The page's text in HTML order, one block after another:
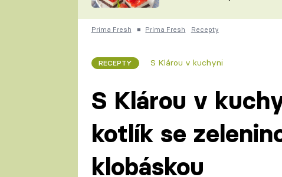
ČESKO NA TALÍŘI
KUCHAŘKA
Prima Fresh ■ Prima Fresh Recepty
RECEPTY S Klárou v kuchyni
S Klárou v
kotlík se
klobáskou